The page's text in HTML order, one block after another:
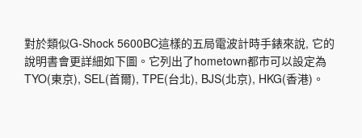
對於類似G-Shock 5600BC這樣的五局電波計時手錶來說, 它的
說明書會更詳細如下圖。它列出了hometown都市可以設定為
TYO(東京), SEL(首爾), TPE(台北), BJS(北京), HKG(香港)。